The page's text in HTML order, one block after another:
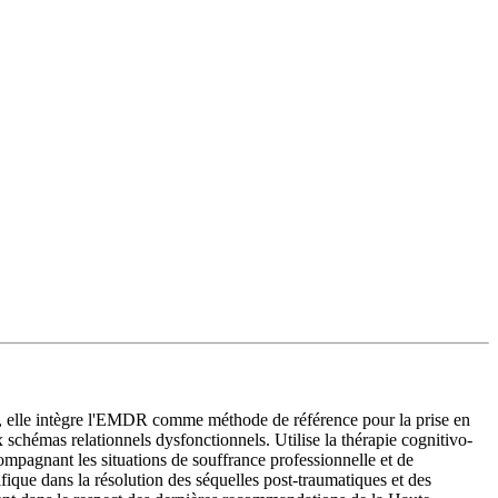
intègre l'EMDR comme méthode de référence pour la prise en
schémas relationnels dysfonctionnels. Utilise la thérapie cognitivo-
les situations de souffrance professionnelle et de
dans la résolution des séquelles post-traumatiques et des